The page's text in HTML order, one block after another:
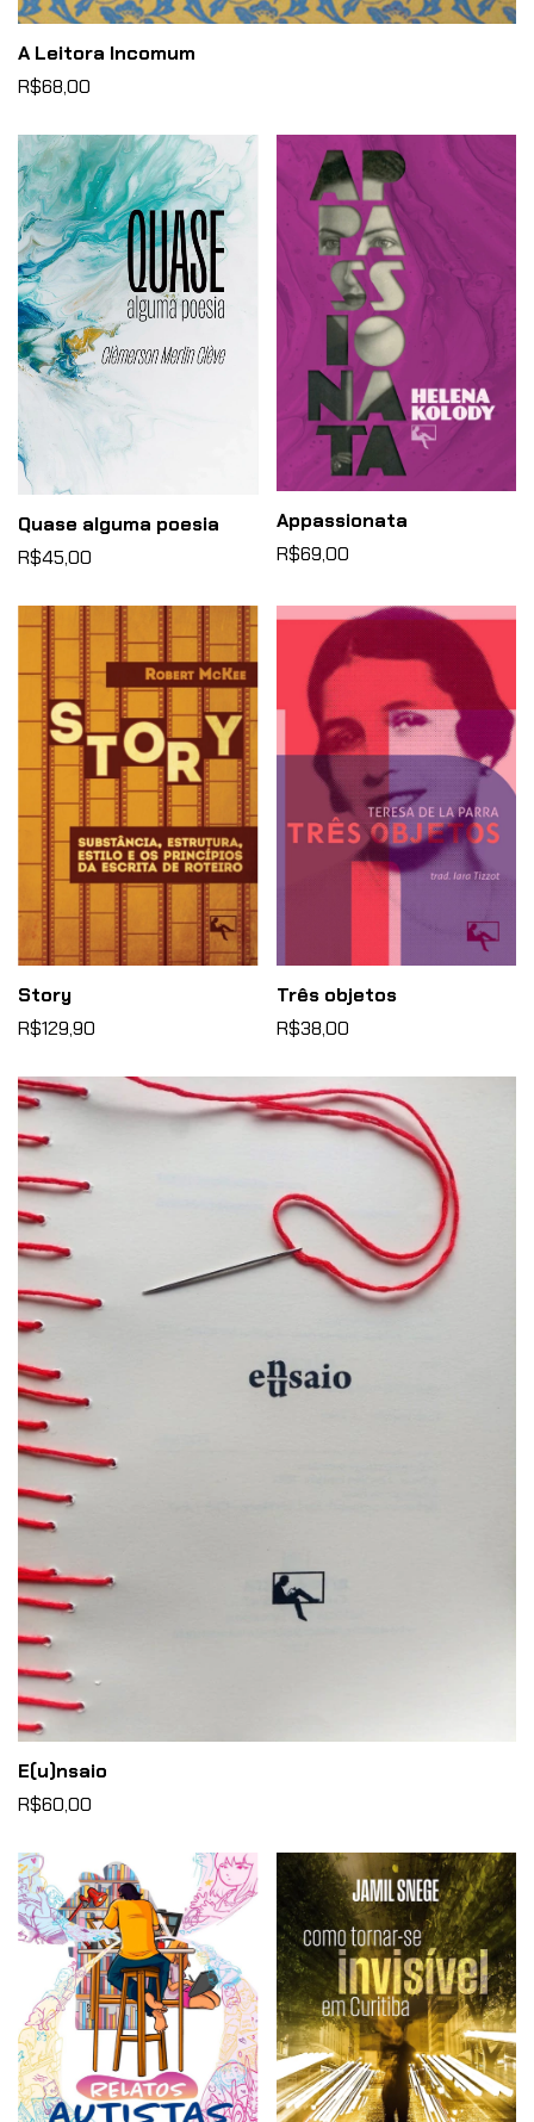
A Leitora Incomum
R$68,00
Quase alguma poesia
R$45,00
Appassionata
R$69,00
Story
R$129,90
Três objetos
R$38,00
E(u)nsaio
R$60,00